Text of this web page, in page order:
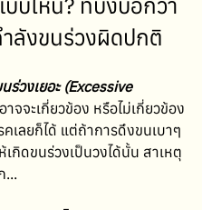
ลังขนร่วงผิดปกติ
ร่วงเยอะ (Excessive
อาจจะเกี่ยวข้อง หรือไม่เกี่ยวข้อง
คเลยก็ได้ แต่ถ้าการดึงขนเบาๆ
เกิดขนร่วงเป็นวงได้นั้น สาเหตุ
...